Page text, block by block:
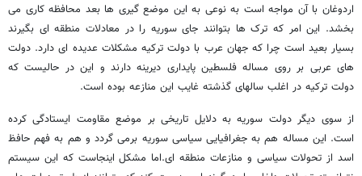
اردوغان با آن مواجه است به نوعی به این موضع گیری ها بعد محافظه کاری می
بخشد. این امر که ترک ها بتوانند جای سوریه را در معادلات منطقه ای بگیرند
بسیار بعید است چرا که جهان عرب با دولت ترکیه مشکلات عدیده ای دارد. دولت
های عربی بر روی مساله فلسطین پایداری دیرینه دارند و این در حالیست که
دولت ترکیه در اغلب سالهای گذشته غایب این منازعه بوده است.
از سوی دیگر دولت سوریه به دلایل تاریخی بر موضع مقاومت ایستادگی کرده
است. این مساله هم به جغرافیایی سیاسی سوریه برمی گردد و هم به فهم حافظ
اسد از تحولات سیاسی و منازعات منطقه ای.اما مشکل اینجاست که این سیستم